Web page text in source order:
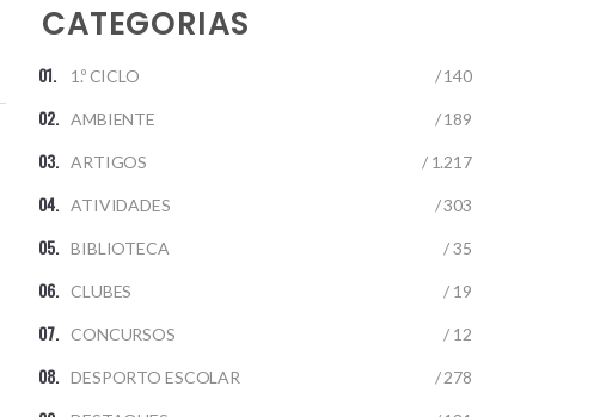
CATEGORIAS
1.º CICLO / 140
AMBIENTE / 189
ARTIGOS / 1.217
ATIVIDADES / 303
BIBLIOTECA / 35
CLUBES / 19
CONCURSOS / 12
DESPORTO ESCOLAR / 278